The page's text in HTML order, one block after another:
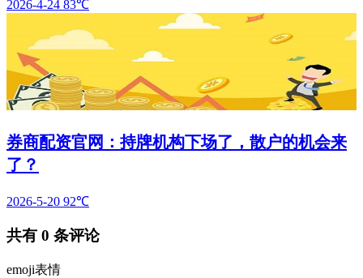
2026-4-24 83℃
券商配资官网：持牌机构下场了，散户的机会来
了？
2026-5-20 92℃
共有 0 条评论
emoji表情